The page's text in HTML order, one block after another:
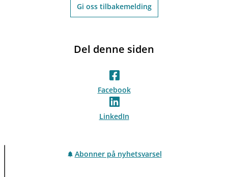
Gi oss tilbakemelding
Del denne siden
Facebook
LinkedIn
Abonner på nyhetsvarsel